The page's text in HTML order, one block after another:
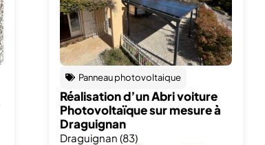
Panneau photovoltaique
Réalisation d’un Abri voiture
Photovoltaïque sur mesure à
Draguignan
Draguignan (83)